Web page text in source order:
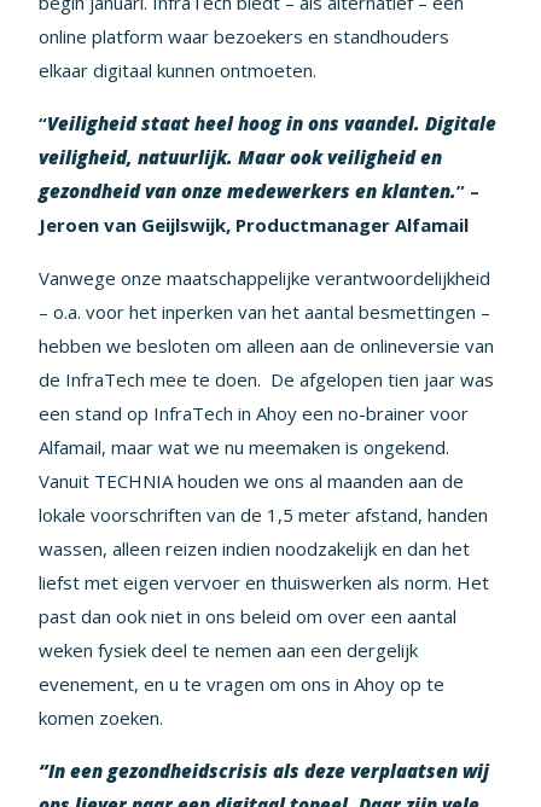
online platform waar bezoekers en standhouders
elkaar digitaal kunnen ontmoeten.
“Veiligheid staat heel hoog in ons vaandel. Digitale
veiligheid, natuurlijk. Maar ook veiligheid en
gezondheid van onze medewerkers en klanten.” –
Jeroen van Geijlswijk, Productmanager Alfamail
Vanwege onze maatschappelijke verantwoordelijkheid
– o.a. voor het inperken van het aantal besmettingen –
hebben we besloten om alleen aan de onlineversie van
de InfraTech mee te doen. De afgelopen tien jaar was
een stand op InfraTech in Ahoy een no-brainer voor
Alfamail, maar wat we nu meemaken is ongekend.
Vanuit TECHNIA houden we ons al maanden aan de
lokale voorschriften van de 1,5 meter afstand, handen
wassen, alleen reizen indien noodzakelijk en dan het
liefst met eigen vervoer en thuiswerken als norm. Het
past dan ook niet in ons beleid om over een aantal
weken fysiek deel te nemen aan een dergelijk
evenement, en u te vragen om ons in Ahoy op te
komen zoeken.
‘’In een gezondheidscrisis als deze verplaatsen wij